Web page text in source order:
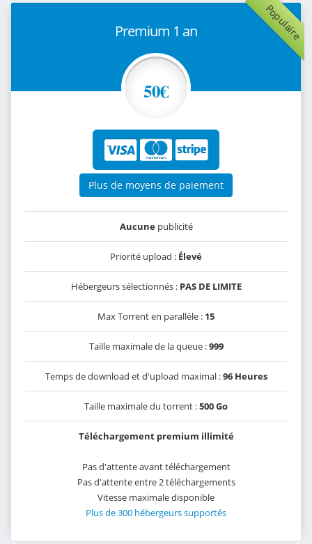
Populaire
Premium 1 an
50€
Plus de moyens de paiement
Aucunepublicité
Priorité upload : Élevé
Hébergeurs sélectionnés : PAS DE LIMITE
Max Torrent en parallèle : 15
Taille maximale de la queue :999
Temps de download et d'upload maximal :96 Heures
Taille maximale du torrent :500 Go
Téléchargement premium illimité
Pas d'attente avant téléchargement
Pas d'attente entre 2 téléchargements
Vitesse maximale disponible
Plus de 300 hébergeurs supportés